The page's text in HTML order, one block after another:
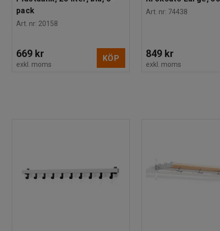
pack
Art. nr: 20158
669 kr
exkl. moms
KÖP
Art. nr: 74438
849 kr
exkl. moms